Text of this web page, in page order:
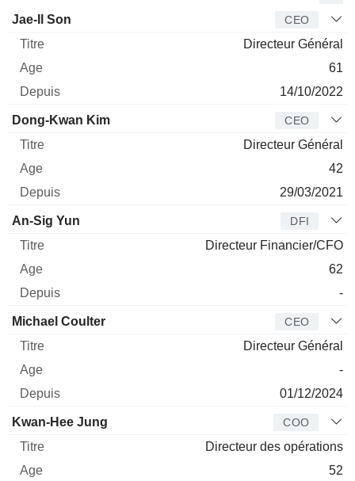
Dirigeant
Jae-Il Son CEO
Directeur Général
61
14/10/2022
Dong-Kwan Kim CEO
Directeur Général
42
29/03/2021
An-Sig Yun DFI
Directeur Financier/CFO
62
-
Michael Coulter CEO
Directeur Général
-
01/12/2024
Kwan-Hee Jung COO
Directeur des opérations
52